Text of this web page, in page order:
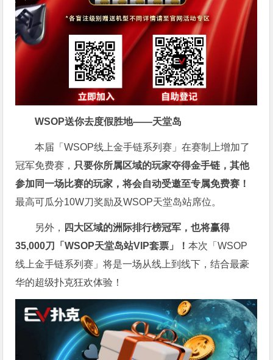
WSOP送你去度假胜地——天堂岛
本届「WSOP线上金手链系列赛」在赛制上增加了
冠军免费赛， 只要你所属区域的玩家夺得金手链，其他
参加同一场比赛的玩家，将会自动受邀至专属免费赛！
最高可瓜分10W刀奖励及WSOP天堂岛站席位。
另外， 四大区域的洲际排行榜冠军，也将赢得
35,000刀「WSOP天堂岛站VIP套票」！本次「WSOP
线上金手链系列赛」将是一场从线上到线下，结合最豪
华的超级扑克狂欢体验！